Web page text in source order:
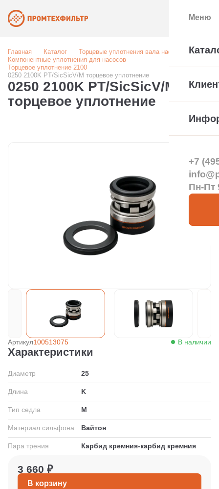
Главная Каталог
Торцевые уплотнения вала насоса
Компонентные уплотнения для насосов
Торцевое уплотнение 2100
0250 2100K PT/SicSicV/M торцевое уплотнение
0250 2100K PT/SicSicV/M
торцевое уплотнение
Артикул100513075 В наличии
Характеристики
Диаметр 25
Длина K
Тип седла M
Материал сильфона Вайтон
Пара трения Карбид кремния-карбид кремния
3 660 ₽
В корзину
Меню
+7
Пн-Пт